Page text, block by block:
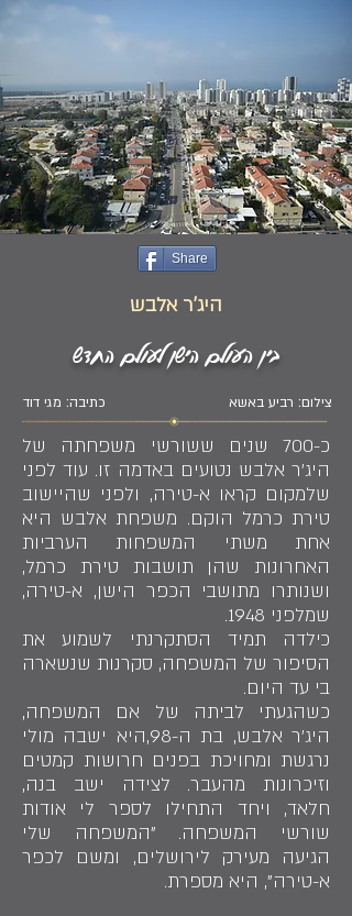
Share
היג'ר אלבש
בין העולם הישן לעולם החדש
כתיבה: מגי דוד צילום: רביע באשא
כ-700 שנים ששורשי משפחתה של
היג'ר אלבש נטועים באדמה זו. עוד לפני
שלמקום קראו א-טירה, ולפני שהיישוב
טירת כרמל הוקם. משפחת אלבש היא
אחת משתי המשפחות הערביות
האחרונות שהן תושבות טירת כרמל,
ושנותרו מתושבי הכפר הישן, א-טירה,
שמלפני 1948.
כילדה תמיד הסתקרנתי לשמוע את
הסיפור של המשפחה, סקרנות שנשארה
בי עד היום.
כשהגעתי לביתה של אם המשפחה,
היג'ר אלבש, בת ה-98,היא ישבה מולי
נרגשת ומחויכת בפנים חרושות קמטים
וזיכרונות מהעבר. לצידה ישב בנה,
חלאד, ויחד התחילו לספר לי אודות
שורשי המשפחה. "המשפחה שלי
הגיעה מעירק לירושלים, ומשם לכפר
א-טירה", היא מספרת.